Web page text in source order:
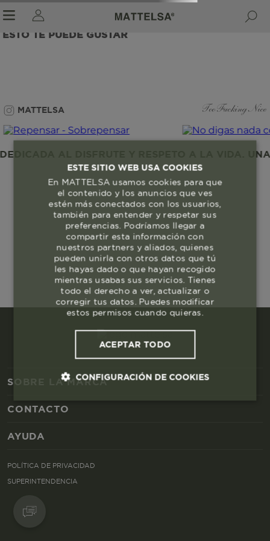
ESTO TE PUEDE GUSTAR
MATTELSA Too Fucking Nice
AL DISFRUTE Y RESPETO A LA VIDA.
SOBRE LA MARCA
CONTACTO
AYUDA
POLÍTICA DE PRIVACIDAD
SUPERINTENDENCIA
ESTE SITIO WEB USA COOKIES
En MATTELSA usamos cookies para que
el contenido y los anuncios que ves
estén más conectados con los usuarios,
también para entender y respetar sus
preferencias. Podríamos llegar a
compartir esta información con
nuestros partners y aliados, quienes
pueden unirla con otros datos que tú
les hayas dado o que hayan recogido
mientras usabas sus servicios. Tienes
todo el derecho a ver, actualizar o
corregir tus datos. Puedes modificar
estos permisos cuando quieras.
ACEPTAR TODO
CONFIGURACIÓN DE COOKIES